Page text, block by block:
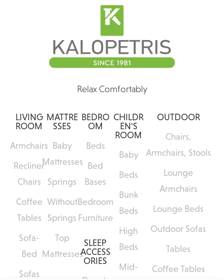
Relax Comfortably
LIVING
ROOM
Armchairs
Recliner
Chairs
Coffee
Tables
Sofa-
Bed
Sofas
MATTRE
SSES
Baby
Mattresses
Springs
Without
Springs
Top
Mattresses
BEDRO
OM
Beds
Bed
Bases
Bedroom
Furniture
SLEEP
ACCESS
ORIES
CHILDR
EN'S
ROOM
Baby
Beds
Bunk
Beds
High
Beds
Mid-
OUTDOOR
Chairs,
Armchairs, Stools
Lounge
Armchairs
Lounge Beds
Outdoor Sofas
Tables
Coffee Tables